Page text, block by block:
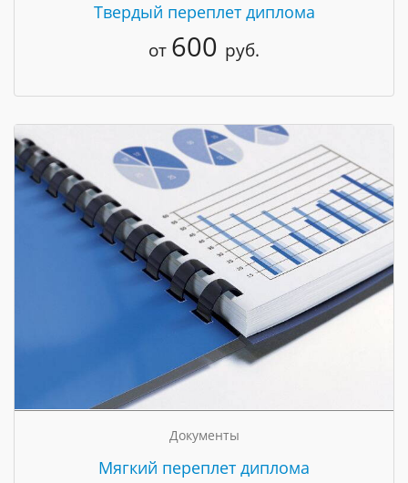
Твердый переплет диплома
от 600 руб.
Документы
Мягкий переплет диплома